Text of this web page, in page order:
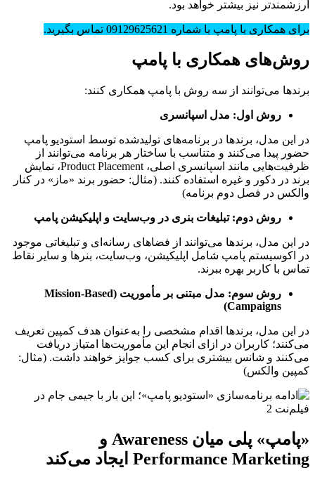
ارزشمندتر نیز بیشتر خواهد بود.
برای همکاری با پامپ با شماره 09129625621 تماس بگیرید.
روش‌های همکاری با پامپ
برندها می‌توانند از سه روش با پامپ همکاری کنند:
روش اول: مدل اسپانسری
در این مدل، برندها در برنامه‌های تولیدشده توسط استودیو پامپ
حضور پیدا می‌کنند و متناسب با ساختار هر برنامه می‌توانند از
ظرفیت‌هایی مانند اسپانسری اصلی، Product Placement، نمایش
برند در دکور و غیره استفاده کنند. (مثال: حضور برند «ماز» در کنار
والکس در فصل دوم برنامه)
روش دوم: تبلیغات بنری در وب‌سایت و اپلیکیشن پامپ
در این مدل، برندها می‌توانند از فضاهای رسانه‌ای و تبلیغاتی موجود
در اکوسیستم پامپ شامل اپلیکیشن، وب‌سایت، بنرها و سایر نقاط
تماس با کاربر بهره ببرند.
روش سوم: مدل مبتنی بر مأموریت (Mission-Based
Campaigns)
در این مدل، برندها اقدام مشخصی را به‌عنوان هدف کمپین تعریف
می‌کنند؛ کاربران در ازای انجام این مأموریت‌ها امتیاز دریافت
می‌کنند و شانس بیشتری برای کسب جوایز خواهند داشت. (مثال:
کمپین والکس)
«پامپ» پلی میان Awareness و
Performance Marketing ایجاد می‌کند